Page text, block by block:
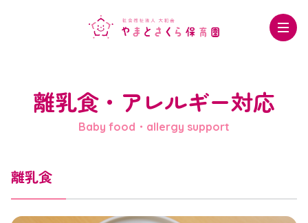
離乳食・アレルギー対応
Baby food・allergy support
離乳食